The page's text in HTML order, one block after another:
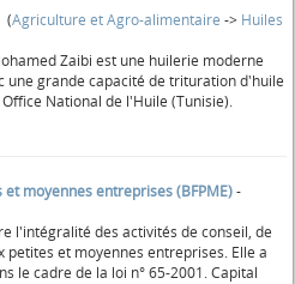
(Agriculture et Agro-alimentaire -> Huiles
Zaibi est une huilerie moderne
une grande capacité de trituration d'huile
National de l'Huile (Tunisie).
moyennes entreprises (BFPME)-
l'intégralité des activités de conseil, de
et moyennes entreprises. Elle a
le cadre de la loi n° 65-2001. Capital